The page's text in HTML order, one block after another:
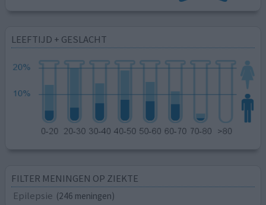
LEEFTIJD + GESLACHT
FILTER MENINGEN OP ZIEKTE
Epilepsie (246 meningen)